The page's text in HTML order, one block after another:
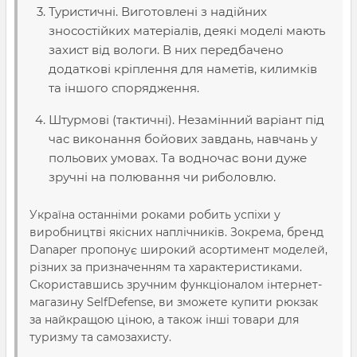
Туристичні. Виготовлені з надійних
зносостійких матеріалів, деякі моделі мають
захист від вологи. В них передбачено
додаткові кріплення для наметів, килимків
та іншого спорядження.
Штурмові (тактичні). Незамінний варіант під
час виконання бойових завдань, навчань у
польових умовах. Та водночас вони дуже
зручні на полювання чи риболовлю.
Україна останніми роками робить успіхи у
виробництві якісних наплічників. Зокрема, бренд
Danaper пропонує широкий асортимент моделей,
різних за призначенням та характеристиками.
Скориставшись зручним функціоналом інтернет-
магазину SelfDefense, ви зможете купити рюкзак
за найкращою ціною, а також інші товари для
туризму та самозахисту.